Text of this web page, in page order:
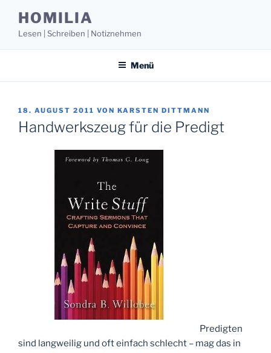
Inhalt
springen
HOMILIA
Lesen | Schreiben | Notiznehmen
Menü
VERÖFFENTLICHT
AM
18. AUGUST 2011 VON KARSTEN DITTMANN
Handwerkszeug für die Predigt
Predigten
sind langweilig und oft einfach schlecht – mag das in